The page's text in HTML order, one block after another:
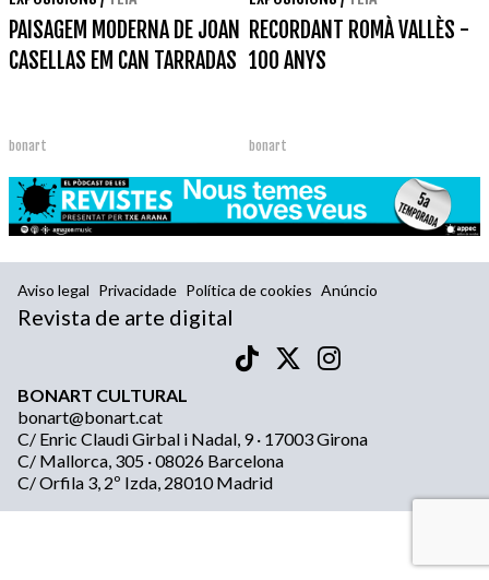
PAISAGEM MODERNA DE JOAN
CASELLAS EM CAN TARRADAS
bonart
RECORDANT ROMÀ VALLÈS -
100 ANYS
bonart
Aviso legal Privacidade Política de cookies Anúncio
Revista de arte digital
BONART CULTURAL
bonart@bonart.cat
C/ Enric Claudi Girbal i Nadal, 9 · 17003 Girona
C/ Mallorca, 305 · 08026 Barcelona
C/ Orfila 3, 2º Izda, 28010 Madrid